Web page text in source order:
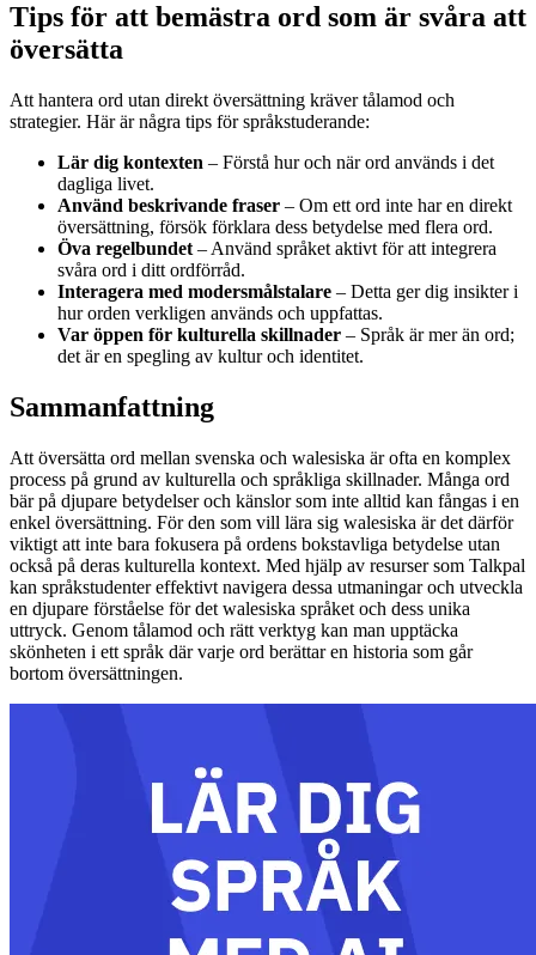
Tips för att bemästra ord som är svåra att
översätta
Att hantera ord utan direkt översättning kräver tålamod och
strategier. Här är några tips för språkstuderande:
Lär dig kontexten – Förstå hur och när ord används i det
dagliga livet.
Använd beskrivande fraser – Om ett ord inte har en direkt
översättning, försök förklara dess betydelse med flera ord.
Öva regelbundet – Använd språket aktivt för att integrera
svåra ord i ditt ordförråd.
Interagera med modersmålstalare – Detta ger dig insikter i
hur orden verkligen används och uppfattas.
Var öppen för kulturella skillnader – Språk är mer än ord;
det är en spegling av kultur och identitet.
Sammanfattning
Att översätta ord mellan svenska och walesiska är ofta en komplex
process på grund av kulturella och språkliga skillnader. Många ord
bär på djupare betydelser och känslor som inte alltid kan fångas i en
enkel översättning. För den som vill lära sig walesiska är det därför
viktigt att inte bara fokusera på ordens bokstavliga betydelse utan
också på deras kulturella kontext. Med hjälp av resurser som Talkpal
kan språkstudenter effektivt navigera dessa utmaningar och utveckla
en djupare förståelse för det walesiska språket och dess unika
uttryck. Genom tålamod och rätt verktyg kan man upptäcka
skönheten i ett språk där varje ord berättar en historia som går
bortom översättningen.